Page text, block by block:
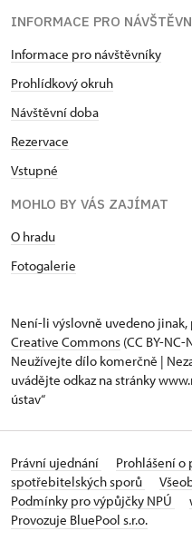
INFORMACE PRO
Informace pro návštěvníky
Prohlídkový okruh
Návštěvní doba
Rezervace
Vstupné
MOHLO BY VÁS ZAJÍMAT
O hradu
Fotogalerie
Není-li výslovně uvedeno
Creative Commons (CC BY-
Neužívejte dílo komerčně |
uvádějte odkaz na stránky
ústav“
Právní ujednání Prohlášení
spotřebitelských sporů
Podmínky pro výpůjčky NPÚ
Provozuje BluePool s.r.o.